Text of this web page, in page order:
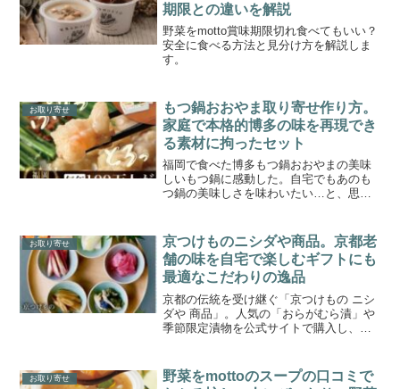
期限との違いを解説
野菜をmotto賞味期限切れ食べてもいい？
安全に食べる方法と見分け方を解説しま
す。
お取り寄せ
もつ鍋おおやま取り寄せ作り方。
家庭で本格的博多の味を再現でき
る素材に拘ったセット
福岡で食べた博多もつ鍋おおやまの美味
しいもつ鍋に感動した。自宅でもあのも
つ鍋の美味しさを味わいたい…と、思っ
ットが購入できます。そして、美味しい
もつ鍋の作り方を公式サイ...
お取り寄せ
京つけものニシダや商品。京都老
舗の味を自宅で楽しむギフトにも
最適なこだわりの逸品
京都の伝統を受け継ぐ「京つけもの ニシ
ダや 商品」。人気の「おらがむら漬」や
季節限定漬物を公式サイトで購入し、本
お取り寄せ
野菜をmottoのスープの口コミで